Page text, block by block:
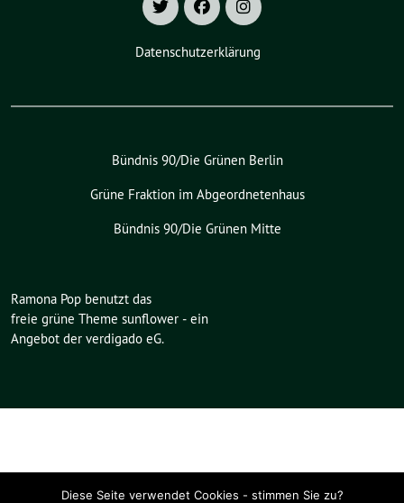
Datenschutzerklärung
Bündnis 90/Die Grünen Berlin
Grüne Fraktion im Abgeordnetenhaus
Bündnis 90/Die Grünen Mitte
Ramona Pop benutzt das
freie grüne Theme sunflower ‐ ein
Angebot der verdigado eG.
Diese Seite verwendet Cookies - stimmen Sie zu?